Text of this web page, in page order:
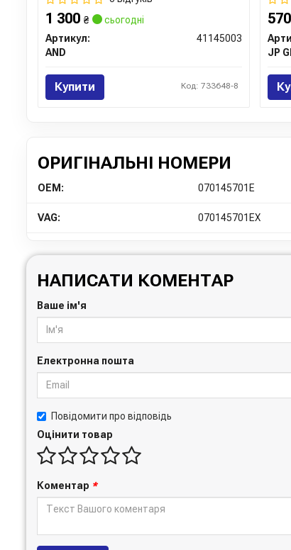
1 300 ₴
сьогодні
Артикул:
41145003
AND
Купити Код: 733648-8
570
JP
ОРИГІНАЛЬНІ НОМЕРИ
OEM: 070145701E
VAG: 070145701EX
НАПИСАТИ КОМЕНТАР
Ваше ім'я
Електронна пошта
Повідомити про відповідь
Оцінити товар
Коментар *